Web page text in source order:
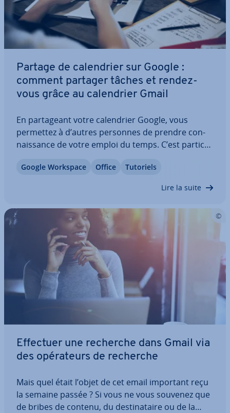
Partage de ca­len­drier sur Google :
comment partager tâches et rendez-
vous grâce au ca­len­drier Gmail
En par­ta­geant votre ca­len­drier Google, vous
permettez à d’autres personnes de prendre con­
nais­sance de votre emploi du temps. C’est par­ti­cu­
aussi au travail avec vos collègues. Cela donne la
pos­si­bi­lité aux personnes con­cer­nées de…
Google Workspace Office Tutoriels
Lire la suite
Effectuer une recherche dans Gmail via
des opé­ra­teurs de recherche
Mais quel était l’objet de cet email important reçu
la semaine passée ? Si vous ne vous souvenez que
de bribes de contenu, du des­ti­na­taire ou de la